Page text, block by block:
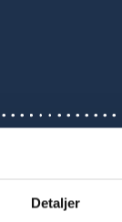
Detaljer”Den